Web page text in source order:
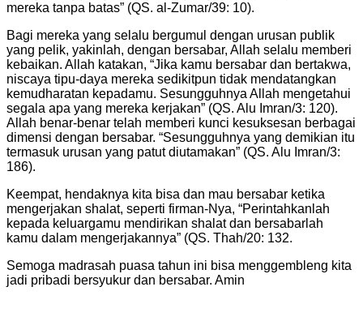
mereka tanpa batas” (QS. al-Zumar/39: 10).
Bagi mereka yang selalu bergumul dengan urusan publik
yang pelik, yakinlah, dengan bersabar, Allah selalu memberi
kebaikan. Allah katakan, “Jika kamu bersabar dan bertakwa,
niscaya tipu-daya mereka sedikitpun tidak mendatangkan
kemudharatan kepadamu. Sesungguhnya Allah mengetahui
segala apa yang mereka kerjakan” (QS. Alu Imran/3: 120).
Allah benar-benar telah memberi kunci kesuksesan berbagai
dimensi dengan bersabar. “Sesungguhnya yang demikian itu
termasuk urusan yang patut diutamakan” (QS. Alu Imran/3:
186).
Keempat, hendaknya kita bisa dan mau bersabar ketika
mengerjakan shalat, seperti firman-Nya, “Perintahkanlah
kepada keluargamu mendirikan shalat dan bersabarlah
kamu dalam mengerjakannya” (QS. Thah/20: 132.
Semoga madrasah puasa tahun ini bisa menggembleng kita
jadi pribadi bersyukur dan bersabar. Amin⁠⁠⁠⁠